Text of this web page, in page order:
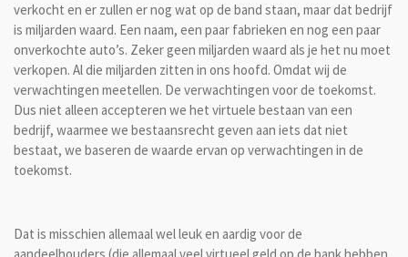
verkocht en er zullen er nog wat op de band staan, maar dat bedrijf
is miljarden waard. Een naam, een paar fabrieken en nog een paar
onverkochte auto’s. Zeker geen miljarden waard als je het nu moet
verkopen. Al die miljarden zitten in ons hoofd. Omdat wij de
verwachtingen meetellen. De verwachtingen voor de toekomst.
Dus niet alleen accepteren we het virtuele bestaan van een
bedrijf, waarmee we bestaansrecht geven aan iets dat niet
bestaat, we baseren de waarde ervan op verwachtingen in de
toekomst.
Dat is misschien allemaal wel leuk en aardig voor de